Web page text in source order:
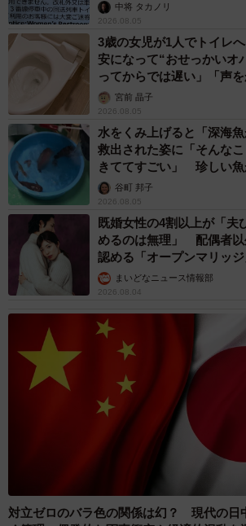
中将 タカノリ
2026.08.05
3歳の女児が1人でトイ
安になって“おせっかい
ってからでは遅い」「声
かぬまま」
宮前 晶子
2026.08.05
水をくみ上げると「深海
救出された姿に「そんな
きててすごい」 珍しい魚
は……谷町 邦子
2026.08.05
既婚女性の4割以上が「夫
めるのは無理」 配偶者以
認める「オープンマリッジ
まいどなニュース情報部
2026.08.04
対立ゼロのバラ色の関係は幻？ 現代の日